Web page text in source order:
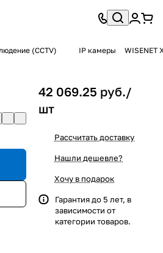
(CCTV) IP камеры WISENET
42 069.25 руб./
шт
Рассчитать доставку
Нашли дешевле?
Хочу в подарок
Гарантия до 5 лет, в
зависимости от
категории товаров.